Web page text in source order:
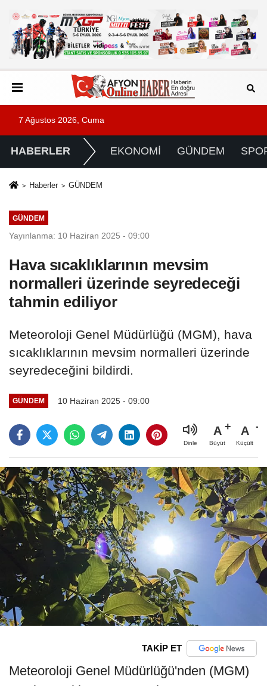
7 Ağustos 2026, Cuma
HABERLER EKONOMİ GÜNDEM
Haberler GÜNDEM
GÜNDEM
Yayınlanma: 10 Haziran 2025 - 09:00
Hava sıcaklıklarının mevsim
normalleri üzerinde seyredeceği
tahmin ediliyor
Meteoroloji Genel Müdürlüğü (MGM), hava
sıcaklıklarının mevsim normalleri üzerinde
seyredeceğini bildirdi.
GÜNDEM 10 Haziran 2025 - 09:00
Dinle
A
Büyüt
A
Küçült
TAKİP ET
Meteoroloji Genel Müdürlüğü'nden (MGM)